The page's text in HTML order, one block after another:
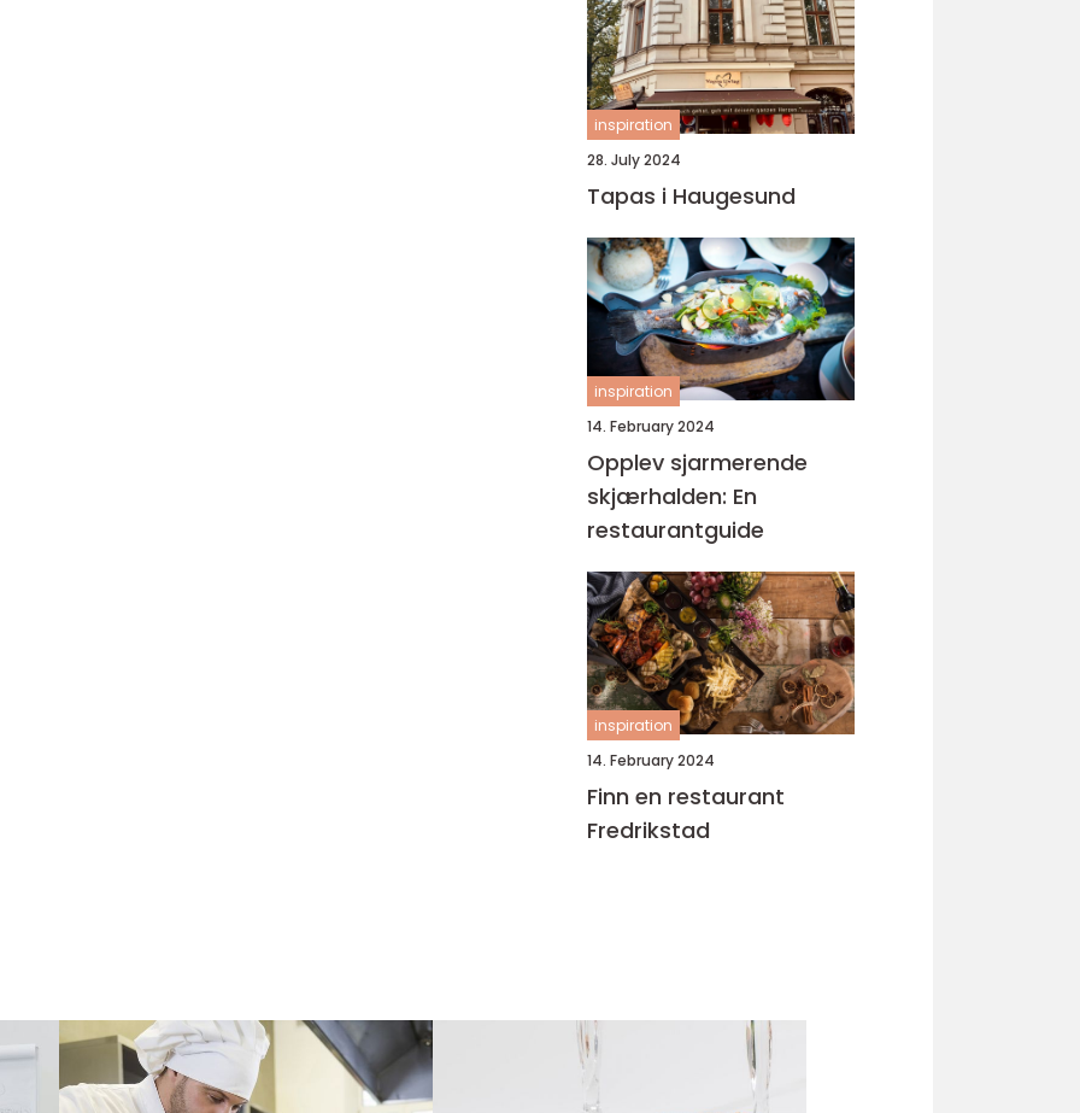
inspiration
28. July 2024
Tapas i Haugesund
inspiration
14. February 2024
Opplev sjarmerende
skjærhalden: En
restaurantguide
inspiration
14. February 2024
Finn en restaurant
Fredrikstad